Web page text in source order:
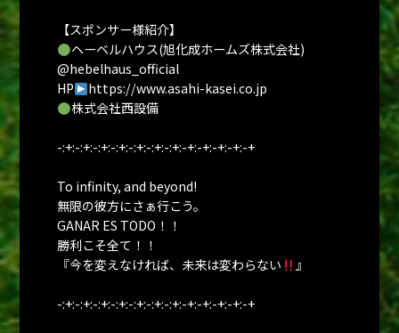
【スポンサー様紹介】
ヘーベルハウス(旭化成ホームズ株式会社)
@hebelhaus_official
HP
https://www.asahi-kasei.co.jp
株式会社西設備
-:+:-:+:-:+:-:+:-:+:-:+:-:+:-+:-+:-+:-+:-+
To infinity, and beyond!
無限の彼方にさぁ行こう。
GANAR ES TODO！！
勝利こそ全て！！
『今を変えなければ、未来は変わらない
』
-:+:-:+:-:+:-:+:-:+:-:+:-:+:-+:-+:-+:-+:-+